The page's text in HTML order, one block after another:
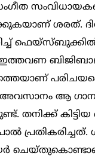
ശരത്.
ആ
തനിക്ക്
പ്രതികരിച്ചത്.